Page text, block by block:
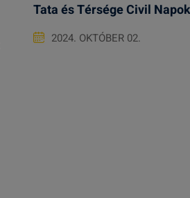
Tata és Térsége Civil
2024. OKTÓBER 02.